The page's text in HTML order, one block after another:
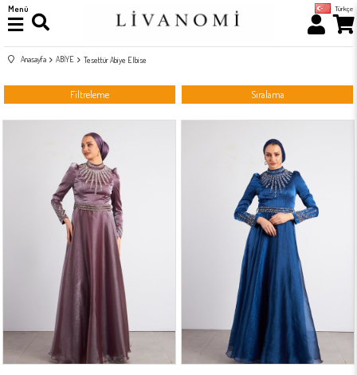
Türkçe
Menü
Anasayfa ABİYE Tesettür Abiye Elbise
Filtreleme Sıralama